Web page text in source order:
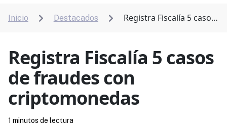
Inicio  Destacados 
Registra Fiscalía 5 casos
Registra Fiscalía 5 casos
de fraudes con
criptomonedas
1 minutos de lectura